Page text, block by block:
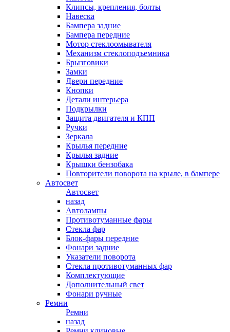
Клипсы, крепления, болты
Навеска
Бампера задние
Бампера передние
Мотор стеклоомывателя
Механизм стеклоподъемника
Брызговики
Замки
Двери передние
Кнопки
Детали интерьера
Подкрылки
Защита двигателя и КПП
Ручки
Зеркала
Крылья передние
Крылья задние
Крышки бензобака
Повторители поворота на крыле, в бампере
Автосвет
Автосвет
назад
Автолампы
Противотуманные фары
Стекла фар
Блок-фары передние
Фонари задние
Указатели поворота
Стекла противотуманных фар
Комплектующие
Дополнительный свет
Фонари ручные
Ремни
Ремни
назад